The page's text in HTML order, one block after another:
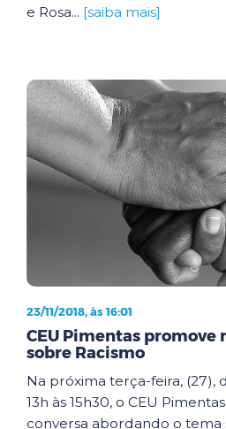
e Rosa... [saiba mais]
23/11/2018, às 16:01
CEU Pimentas promove
sobre Racismo
Na próxima terça-feira, (27),
13h às 15h30, o CEU
conversa abordando o tema